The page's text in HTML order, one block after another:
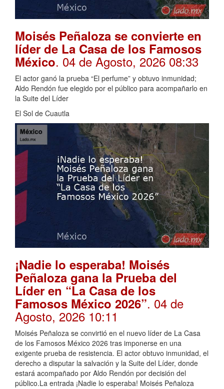
Moisés Peñaloza se convierte en
líder de La Casa de los Famosos
México. 04 de Agosto, 2026 08:33
El actor ganó la prueba “El perfume” y obtuvo inmunidad;
Aldo Rendón fue elegido por el público para acompañarlo en
la Suite del Líder
El Sol de Cuautla
¡Nadie lo esperaba! Moisés
Peñaloza gana la Prueba del
Líder en “La Casa de los
Famosos México 2026”. 04 de
Agosto, 2026 10:11
Moisés Peñaloza se convirtió en el nuevo líder de La Casa
de los Famosos México 2026 tras imponerse en una
exigente prueba de resistencia. El actor obtuvo inmunidad, el
derecho a disputar la salvación y la Suite del Líder, donde
estará acompañado por Aldo Rendón por decisión del
público.La entrada ¡Nadie lo esperaba! Moisés Peñaloza